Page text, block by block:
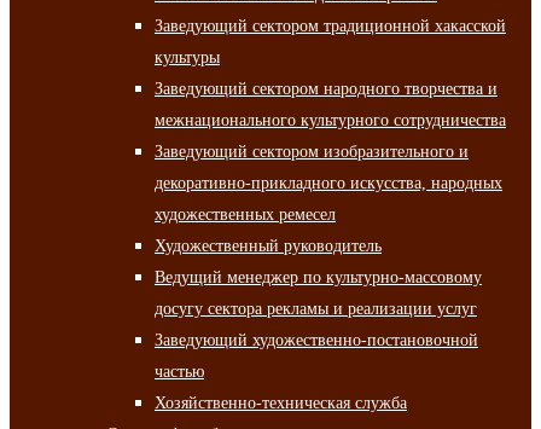
Заведующий сектором традиционной хакасской
культуры
Заведующий сектором народного творчества и
межнационального культурного сотрудничества
Заведующий сектором изобразительного и
декоративно-прикладного искусства, народных
художественных ремесел
Художественный руководитель
Ведущий менеджер по культурно-массовому
досугу сектора рекламы и реализации услуг
Заведующий художественно-постановочной
частью
Хозяйственно-техническая служба